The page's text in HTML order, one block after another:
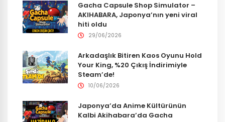
Gacha Capsule Shop Simulator –
AKIHABARA, Japonya’nın yeni viral
hiti oldu
29/06/2026
Arkadaşlık Bitiren Kaos Oyunu Hold
Your King, %20 Çıkış İndirimiyle
Steam’de!
10/06/2026
Japonya’da Anime Kültürünün
Kalbi Akihabara’da Gacha